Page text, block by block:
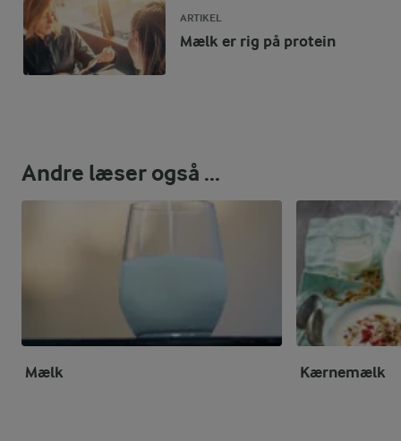
ARTIKEL
Mælk er rig på protein
Andre læser også ...
Mælk Kærnemælk